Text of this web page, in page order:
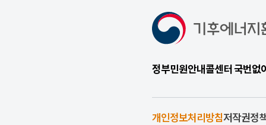
정부민원안내콜센터 국번
개인정보처리방침저작권정